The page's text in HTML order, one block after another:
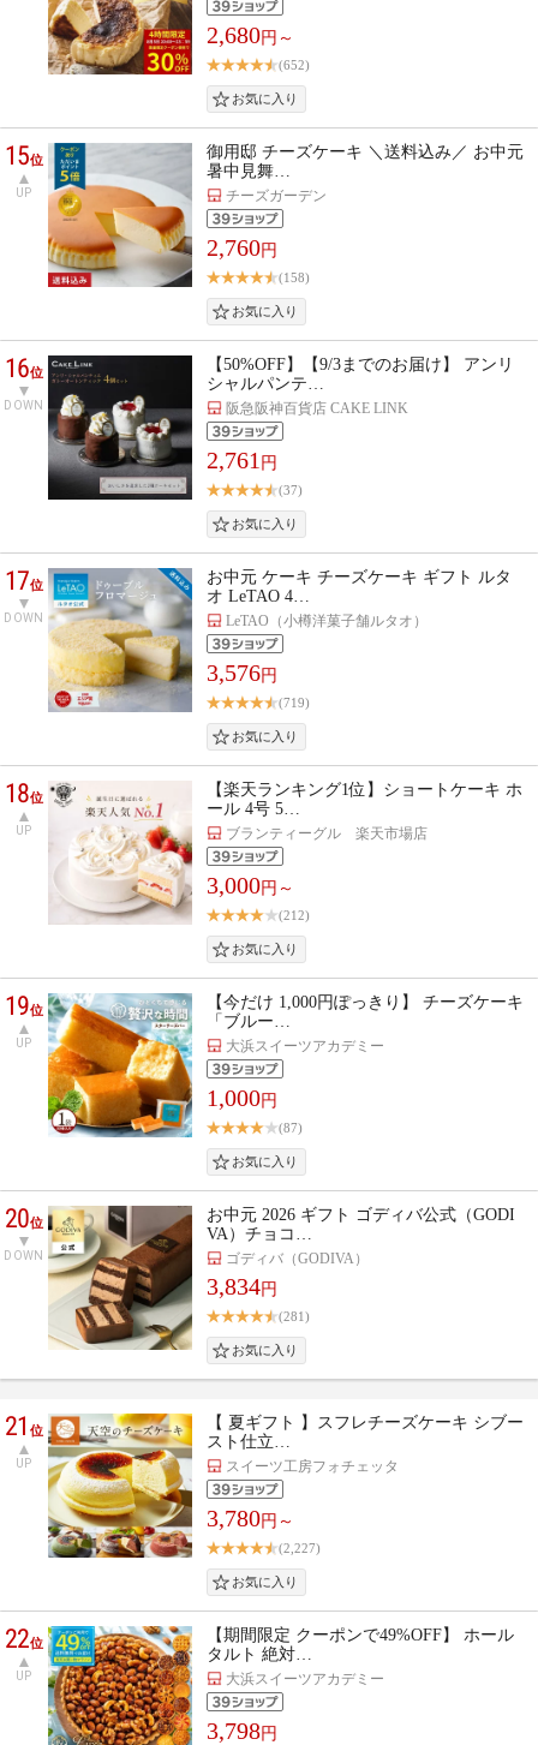
2,680円～
(652)
15位
UP
御用邸 チーズケーキ ＼送料込み／ お中元
暑中見舞…
チーズガーデン
2,760円
(158)
16位
DOWN
【50%OFF】【9/3までのお届け】 アンリ
シャルパンテ…
阪急阪神百貨店 CAKE LINK
2,761 円
(37)
17位
DOWN
お中元 ケーキ チーズケーキ ギフト ルタ
オ LeTAO 4…
LeTAO（小樽洋菓子舗ルタオ）
3,576円
(719)
18位
UP
【楽天ランキング1位】ショートケーキ ホ
ール 4号 5…
ブランティーグル 楽天市場店
3,000円～
(212)
19位
UP
【今だけ 1,000円ぽっきり】 チーズケーキ
「ブルー…
大浜スイーツアカデミー
1,000円
(87)
20位
DOWN
お中元 2026 ギフト ゴディバ公式（GODI
VA）チョコ…
ゴディバ（GODIVA）
3,834円
(281)
21位
UP
【 夏ギフト 】スフレチーズケーキ シブー
スト仕立…
スイーツ工房フォチェッタ
3,780円～
(2,227)
22位
UP
【期間限定 クーポンで49%OFF】 ホール
タルト 絶対…
大浜スイーツアカデミー
3,798円